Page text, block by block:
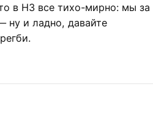
в НЗ все тихо-мирно: мы за
ну и ладно, давайте